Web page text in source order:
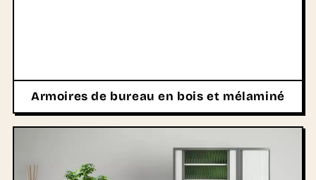
Armoires de bureau en bois et mélaminé